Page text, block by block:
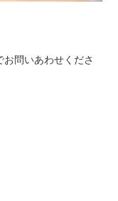
問いあわせくださ